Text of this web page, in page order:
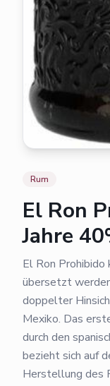
Rum
El Ron
Jahre
El Ron Prohibido
übersetzt
doppelter
Mexiko. Das
durch den
bezieht sich auf
Herstellung des